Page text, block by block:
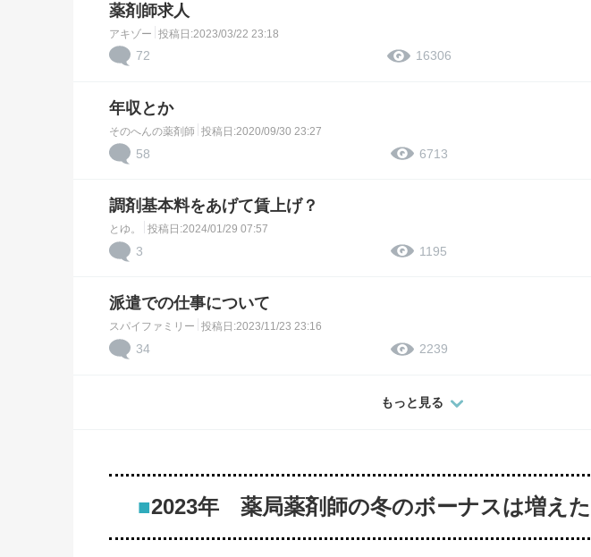
薬剤師求人
アキゾー 投稿日:2023/03/22 23:18
72 16306
年収とか
そのへんの薬剤師 投稿日:2020/09/30 23:27
58 6713
調剤基本料をあげて賃上げ？
とゆ。 投稿日:2024/01/29 07:57
3 1195
派遣での仕事について
スパイファミリー 投稿日:2023/11/23 23:16
34 2239
もっと見る
■2023年 薬局薬剤師の冬のボーナスは増えた